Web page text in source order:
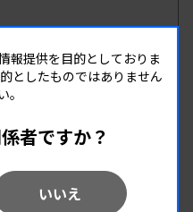
（土）
会／ウェブセミナー
報提供を目的としておりま
としたものではありません
者ですか？
いいえ